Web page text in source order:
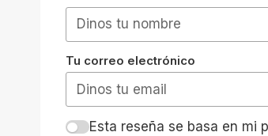
Tu correo electrónico
Esta reseña se basa en mi